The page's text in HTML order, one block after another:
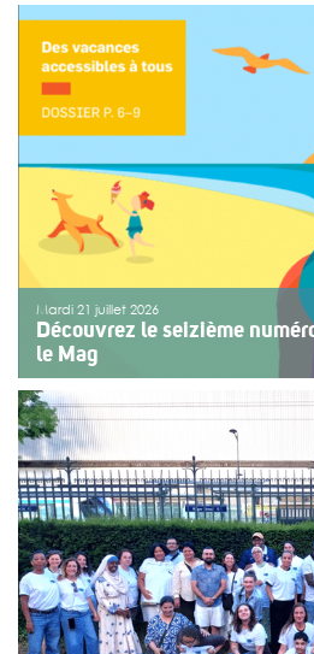
Une organisation collective au
Depuis sept ans, l’association
fêtes de Bayonne à une
enfants ou des adolescents en
ou de fragilité. Cette année, le
>>Lire la suite
Mardi 21 juillet 2026
Découvrez le seizième
le Mag
Le numéro du mois de juillet
Mag, vient de paraître. Le
sur les vacances pour tous. Vivre
plan d’action afin de rendre les
[…]
>>Lire la suite